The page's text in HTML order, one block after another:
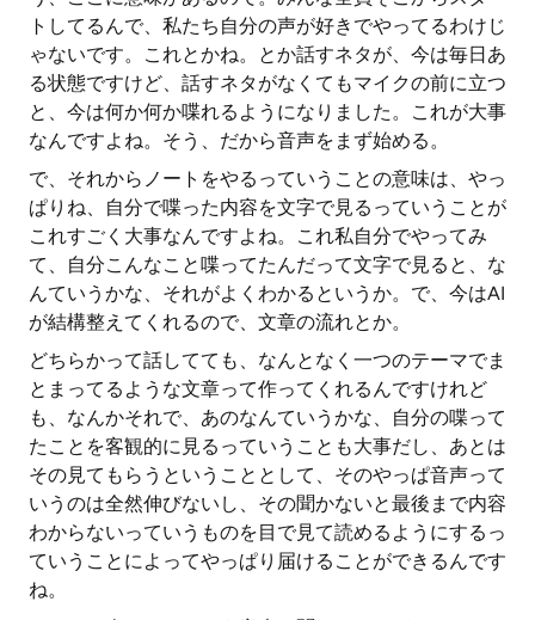
トしてるんで、私たち自分の声が好きでやってるわけじ
ゃないです。これとかね。とか話すネタが、今は毎日あ
る状態ですけど、話すネタがなくてもマイクの前に立つ
と、今は何か何か喋れるようになりました。これが大事
なんですよね。そう、だから音声をまず始める。
で、それからノートをやるっていうことの意味は、やっ
ぱりね、自分で喋った内容を文字で見るっていうことが
これすごく大事なんですよね。これ私自分でやってみ
て、自分こんなこと喋ってたんだって文字で見ると、な
んていうかな、それがよくわかるというか。で、今はAI
が結構整えてくれるので、文章の流れとか。
どちらかって話してても、なんとなく一つのテーマでま
とまってるような文章って作ってくれるんですけれど
も、なんかそれで、あのなんていうかな、自分の喋って
たことを客観的に見るっていうことも大事だし、あとは
その見てもらうということとして、そのやっぱ音声って
いうのは全然伸びないし、その聞かないと最後まで内容
わからないっていうものを目で見て読めるようにするっ
ていうことによってやっぱり届けることができるんです
ね。